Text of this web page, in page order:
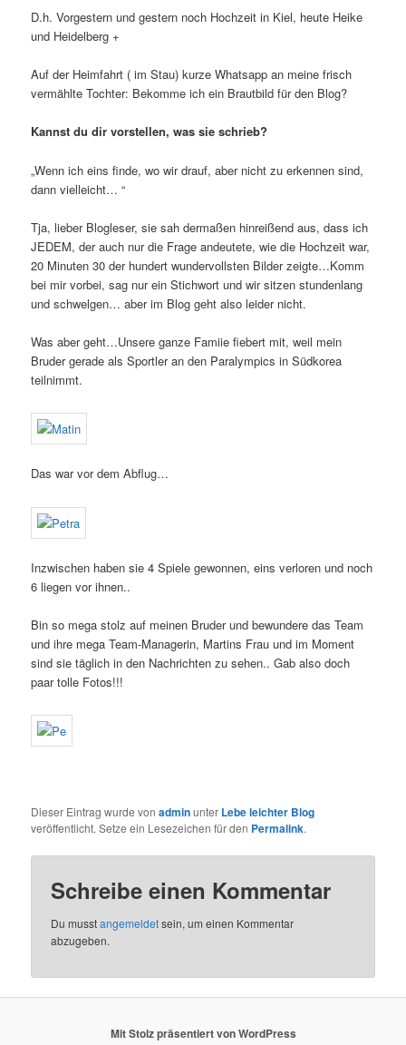
D.h. Vorgestern und gestern noch Hochzeit in Kiel, heute Heike
und Heidelberg +
Auf der Heimfahrt ( im Stau) kurze Whatsapp an meine frisch
vermählte Tochter: Bekomme ich ein Brautbild für den Blog?
Kannst du dir vorstellen, was sie schrieb?
„Wenn ich eins finde, wo wir drauf, aber nicht zu erkennen sind,
dann vielleicht… “
Tja, lieber Blogleser, sie sah dermaßen hinreißend aus, dass ich
JEDEM, der auch nur die Frage andeutete, wie die Hochzeit war,
20 Minuten 30 der hundert wundervollsten Bilder zeigte…Komm
bei mir vorbei, sag nur ein Stichwort und wir sitzen stundenlang
und schwelgen… aber im Blog geht also leider nicht.
Was aber geht…Unsere ganze Famiie fiebert mit, weil mein
Bruder gerade als Sportler an den Paralympics in Südkorea
teilnimmt.
Das war vor dem Abflug…
Inzwischen haben sie 4 Spiele gewonnen, eins verloren und noch
6 liegen vor ihnen..
Bin so mega stolz auf meinen Bruder und bewundere das Team
und ihre mega Team-Managerin, Martins Frau und im Moment
sind sie täglich in den Nachrichten zu sehen.. Gab also doch
paar tolle Fotos!!!
Dieser Eintrag wurde vonadminunter Lebe leichter Blog
veröffentlicht. Setze ein Lesezeichen für den Permalink.
Schreibe einen Kommentar
Du musstangemeldetsein, um einen Kommentar
abzugeben.
Mit Stolz präsentiert von WordPress